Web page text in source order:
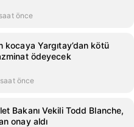
önce
kocaya Yargıtay’dan kötü
ödeyecek
önce
Bakanı Vekili Todd Blanche,
onay aldı